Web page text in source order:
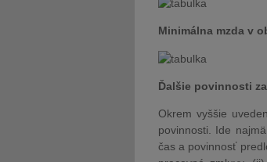
Minimálna mzda v
Ďalšie povinnosti
Okrem vyššie
povinnosti. Ide
čas a povinnosť